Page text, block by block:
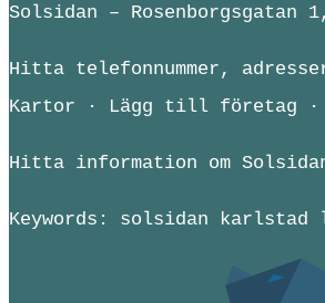
Solsidan –
Hitta telefonnummer,
Kartor · Lägg till företag ·
Hitta information om
Keywords: solsidan karlstad